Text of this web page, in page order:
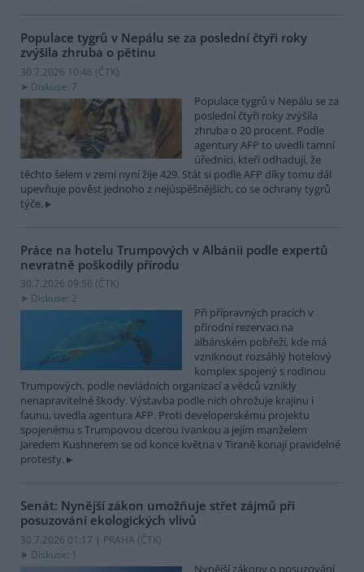
Populace tygrů v Nepálu se za poslední čtyři roky
zvýšila zhruba o pětinu
30.7.2026 10:46 (ČTK)
Diskuse: 7
Populace tygrů v Nepálu se za
poslední čtyři roky zvýšila
zhruba o 20 procent. Podle
agentury AFP to uvedli tamní
úředníci, kteří odhadují, že
těchto šelem v zemi nyní žije 429. Stát si podle AFP díky tomu dál
upevňuje pověst jednoho z nejúspěšnějších, co se ochrany tygrů
týče.
Práce na hotelu Trumpových v Albánii podle expertů
nevratně poškodily přírodu
30.7.2026 09:56 (ČTK)
Diskuse: 2
Při přípravných pracích v
přírodní rezervaci na
albánském pobřeží, kde má
vzniknout rozsáhlý hotelový
komplex spojený s rodinou
Trumpových, podle nevládních organizací a vědců vznikly
nenapravitelné škody. Výstavba podle nich ohrožuje krajinu i
faunu, uvedla agentura AFP. Proti developerskému projektu
spojenému s Trumpovou dcerou Ivankou a jejím manželem
Jaredem Kushnerem se od konce května v Tiraně konají pravidelné
protesty.
Senát: Nynější zákon umožňuje střet zájmů při
posuzování ekologických vlivů
30.7.2026 01:17 | PRAHA (ČTK)
Diskuse: 1
Nynější zákony o posuzování